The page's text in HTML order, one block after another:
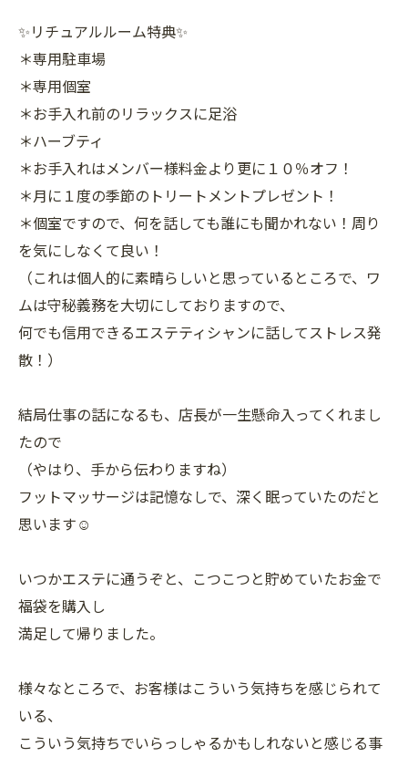
✨リチュアルルーム特典✨
＊専用駐車場
＊専用個室
＊お手入れ前のリラックスに足浴
＊ハーブティ
＊お手入れはメンバー様料金より更に１０％オフ！
＊月に１度の季節のトリートメントプレゼント！
＊個室ですので、何を話しても誰にも聞かれない！周り
を気にしなくて良い！
（これは個人的に素晴らしいと思っているところで、ワ
ムは守秘義務を大切にしておりますので、
何でも信用できるエステティシャンに話してストレス発
散！）
結局仕事の話になるも、店長が一生懸命入ってくれまし
たので
（やはり、手から伝わりますね）
フットマッサージは記憶なしで、深く眠っていたのだと
思います☺
いつかエステに通うぞと、こつこつと貯めていたお金で
福袋を購入し
満足して帰りました。
様々なところで、お客様はこういう気持ちを感じられて
いる、
こういう気持ちでいらっしゃるかもしれないと感じる事